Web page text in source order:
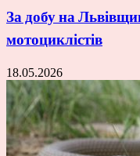
За добу на
мотоциклістів
18.05.2026